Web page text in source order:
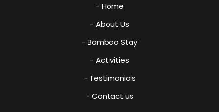
- Home
- About Us
- Bamboo Stay
- Activities
- Testimonials
- Contact us